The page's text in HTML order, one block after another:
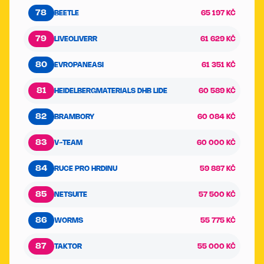
78 BEETLE 65 197 KČ
79 LIVEOLIVERR 61 629 KČ
80 EVROPANEASI 61 351 KČ
81 HEIDELBERGMATERIALS DHB LIDE 60 589 KČ
82 BRAMBORY 60 084 KČ
83 V-TEAM 60 000 KČ
84 RUCE PRO HRDINU 59 887 KČ
85 NETSUITE 57 500 KČ
86 WORMS 55 775 KČ
87 TAKTOR 55 000 KČ